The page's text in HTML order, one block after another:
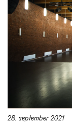
28. september 2021